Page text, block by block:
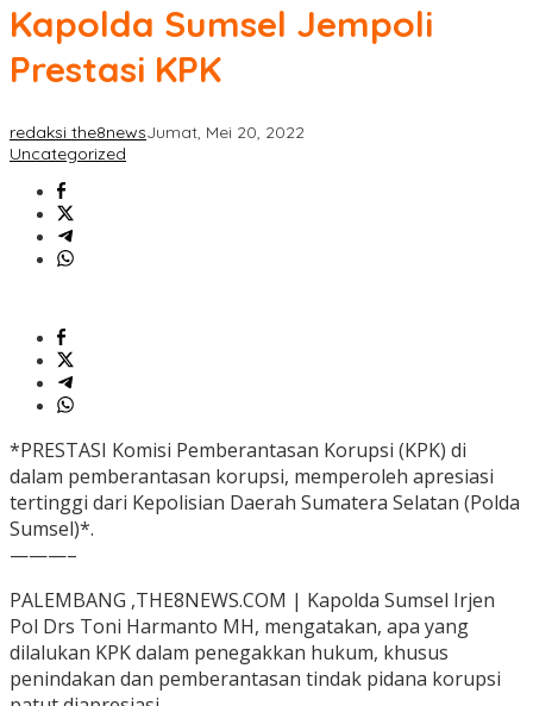
Kapolda Sumsel Jempoli
Prestasi KPK
redaksi the8newsJumat, Mei 20, 2022
Uncategorized
*PRESTASI Komisi Pemberantasan Korupsi (KPK) di
dalam pemberantasan korupsi, memperoleh apresiasi
tertinggi dari Kepolisian Daerah Sumatera Selatan (Polda
Sumsel)*.
———–
PALEMBANG ,THE8NEWS.COM | Kapolda Sumsel Irjen
Pol Drs Toni Harmanto MH, mengatakan, apa yang
dilalukan KPK dalam penegakkan hukum, khusus
penindakan dan pemberantasan tindak pidana korupsi